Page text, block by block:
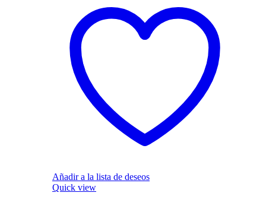
Añadir a la lista de deseos
Quick view